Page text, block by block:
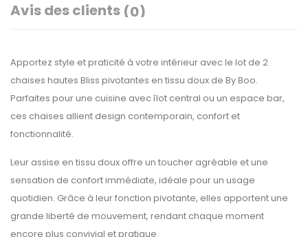
Avis des clients (0)
Apportez style et praticité à votre intérieur avec le lot de 2
chaises hautes Bliss pivotantes en tissu doux de By Boo.
Parfaites pour une cuisine avec îlot central ou un espace bar,
ces chaises allient design contemporain, confort et
fonctionnalité.
Leur assise en tissu doux offre un toucher agréable et une
sensation de confort immédiate, idéale pour un usage
quotidien. Grâce à leur fonction pivotante, elles apportent une
grande liberté de mouvement, rendant chaque moment
encore plus convivial et pratique.